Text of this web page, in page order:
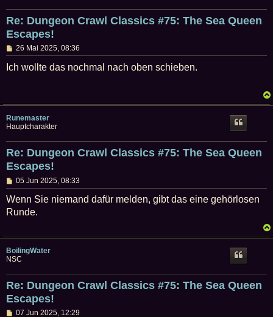
Re: Dungeon Crawl Classics #75: The Sea Queen
Escapes!
B
e
i
t
26 Mai 2025, 08:36
Ich wollte das nochmal nach oben schieben.
Runemaster
Hauptcharakter
Re: Dungeon Crawl Classics #75: The Sea Queen
Escapes!
B
e
i
t
r
05 Jun 2025, 08:33
Wenn Sie niemand dafür melden, gibt das eine gehörlosen
Runde.
BoilingWater
NSC
Re: Dungeon Crawl Classics #75: The Sea Queen
Escapes!
B07 Jun 2025, 12:29